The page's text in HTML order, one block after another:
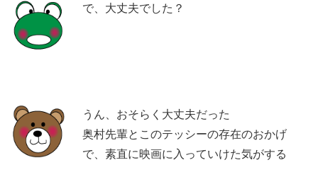
で、大丈夫でした？
うん、おそらく大丈夫だった
奥村先輩とこのテッシーの存在のおかげ
で、素直に映画に入っていけた気がする